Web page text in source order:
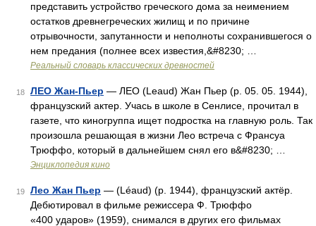
представить устройство греческого дома за неимением
остатков древнегреческих жилищ и по причине
отрывочности, запутанности и неполноты сохранившегося о
нем предания (полнее всех известия,&#8230; …
Реальный словарь классических древностей
18 ЛЕО Жан-Пьер — ЛЕО (Leaud) Жан Пьер (р. 05. 05. 1944),
французский актер. Учась в школе в Сенлисе, прочитал в
газете, что киногруппа ищет подростка на главную роль. Так
произошла решающая в жизни Лео встреча с Франсуа
Трюффо, который в дальнейшем снял его в&#8230; …
Энциклопедия кино
19 Лео Жан Пьер — (Léaud) (р. 1944), французский актёр.
Дебютировал в фильме режиссера Ф. Трюффо
«400 ударов» (1959), снимался в других его фильмах